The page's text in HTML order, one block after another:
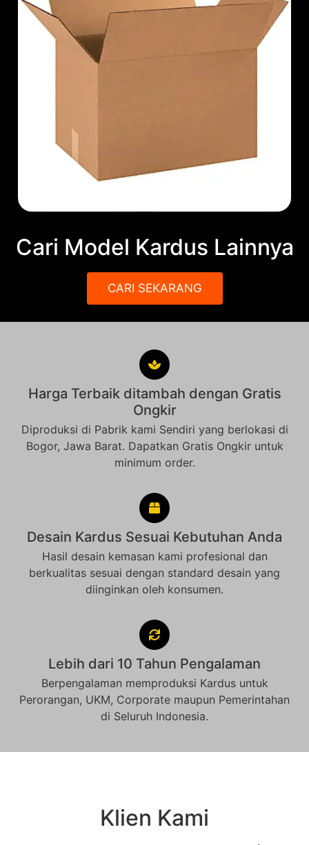
Cari Model Kardus Lainnya
CARI SEKARANG
Harga Terbaik ditambah dengan Gratis
Ongkir
Diproduksi di Pabrik kami Sendiri yang berlokasi di
Bogor, Jawa Barat. Dapatkan Gratis Ongkir untuk
minimum order.
Desain Kardus Sesuai Kebutuhan Anda
Hasil desain kemasan kami profesional dan
berkualitas sesuai dengan standard desain yang
diinginkan oleh konsumen.
Lebih dari 10 Tahun Pengalaman
Berpengalaman memproduksi Kardus untuk
Perorangan, UKM, Corporate maupun Pemerintahan
di Seluruh Indonesia.
Klien Kami